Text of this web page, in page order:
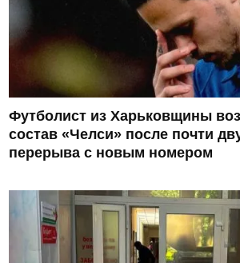
Футболист из Харьковщины
состав «Челси» после почти
перерыва с новым номером